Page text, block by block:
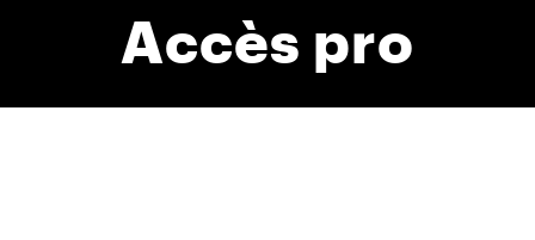
Accès pro